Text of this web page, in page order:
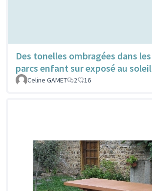
Des tonelles ombragées dans les
parcs enfant sur exposé au soleil
Celine GAMET 2 16